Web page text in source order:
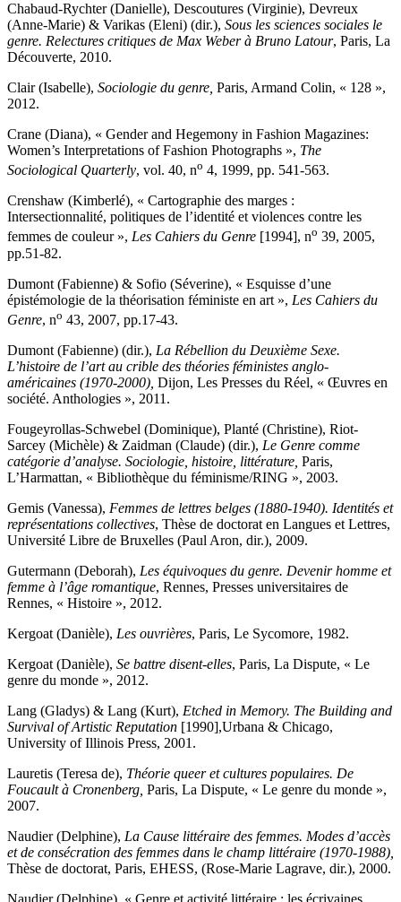
Chabaud-Rychter (Danielle), Descoutures (Virginie), Devreux
(Anne-Marie) & Varikas (Eleni) (dir.), Sous les sciences sociales le
genre. Relectures critiques de Max Weber à Bruno Latour, Paris, La
Découverte, 2010.
Clair (Isabelle), Sociologie du genre, Paris, Armand Colin, « 128 »,
2012.
Crane (Diana), « Gender and Hegemony in Fashion Magazines:
Women’s Interpretations of Fashion Photographs », The
Sociological Quarterly, vol. 40, no 4, 1999, pp. 541-563.
Crenshaw (Kimberlé), « Cartographie des marges :
Intersectionnalité, politiques de l’identité et violences contre les
femmes de couleur », Les Cahiers du Genre [1994], no 39, 2005,
pp.51-82.
Dumont (Fabienne) & Sofio (Séverine), « Esquisse d’une
épistémologie de la théorisation féministe en art », Les Cahiers du
Genre, no 43, 2007, pp.17-43.
Dumont (Fabienne) (dir.), La Rébellion du Deuxième Sexe.
L’histoire de l’art au crible des théories féministes anglo-
américaines (1970-2000), Dijon, Les Presses du Réel, « Œuvres en
société. Anthologies », 2011.
Fougeyrollas-Schwebel (Dominique), Planté (Christine), Riot-
Sarcey (Michèle) & Zaidman (Claude) (dir.), Le Genre comme
catégorie d’analyse. Sociologie, histoire, littérature, Paris,
L’Harmattan, « Bibliothèque du féminisme/RING », 2003.
Gemis (Vanessa), Femmes de lettres belges (1880-1940). Identités et
représentations collectives, Thèse de doctorat en Langues et Lettres,
Université Libre de Bruxelles (Paul Aron, dir.), 2009.
Gutermann (Deborah), Les équivoques du genre. Devenir homme et
femme à l’âge romantique, Rennes, Presses universitaires de
Rennes, « Histoire », 2012.
Kergoat (Danièle), Les ouvrières, Paris, Le Sycomore, 1982.
Kergoat (Danièle), Se battre disent-elles, Paris, La Dispute, « Le
genre du monde », 2012.
Lang (Gladys) & Lang (Kurt), Etched in Memory. The Building and
Survival of Artistic Reputation [1990],Urbana & Chicago,
University of Illinois Press, 2001.
Lauretis (Teresa de), Théorie queer et cultures populaires. De
Foucault à Cronenberg, Paris, La Dispute, « Le genre du monde »,
2007.
Naudier (Delphine), La Cause littéraire des femmes. Modes d’accès
et de consécration des femmes dans le champ littéraire (1970-1988),
Thèse de doctorat, Paris, EHESS, (Rose-Marie Lagrave, dir.), 2000.
Naudier (Delphine), « Genre et activité littéraire : les écrivaines